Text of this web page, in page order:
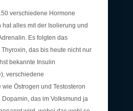
verschiedene Hormone
hat alles mit der Isolierung und
Es folgten das
das bis heute nicht nur
bekannte Insulin
verschiedene
Östrogen und Testosteron
das im Volksmund ja